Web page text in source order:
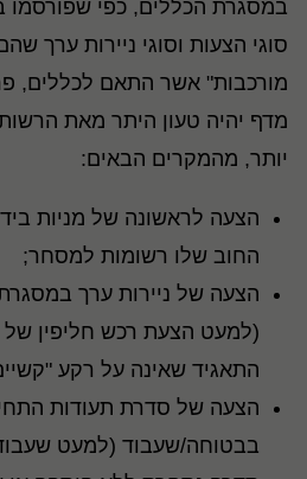
במסגרת הכללים, כפי שפורסמו
סוגי הצעות וסוגי ניירות ערך
מורכבות" אשר התאם לכללים,
מדף יהיה טעון היתר מאת
יותר, מהמקרים הבאים:
הצעה לראשונה של מניות
החוב שלו רשומות למסחר;
הצעה של ניירות ערך
(למעט הצעת רכש חליפין של
התאגיד שאינה על רקע
הצעה של סדרת תעודות
בבטוחה/שעבוד (למעט